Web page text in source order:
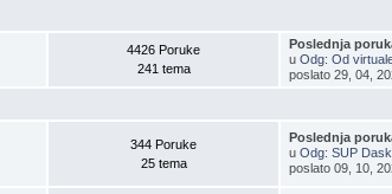
4426 Poruke
241 tema
Poslednja
uOdg: Od
poslato 29, 04,
344 Poruke
25 tema
Poslednja
uOdg: SUP
poslato 09, 10,